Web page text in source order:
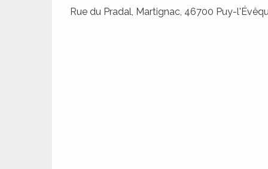
Rue du Pradal, Martignac, 46700 Puy-